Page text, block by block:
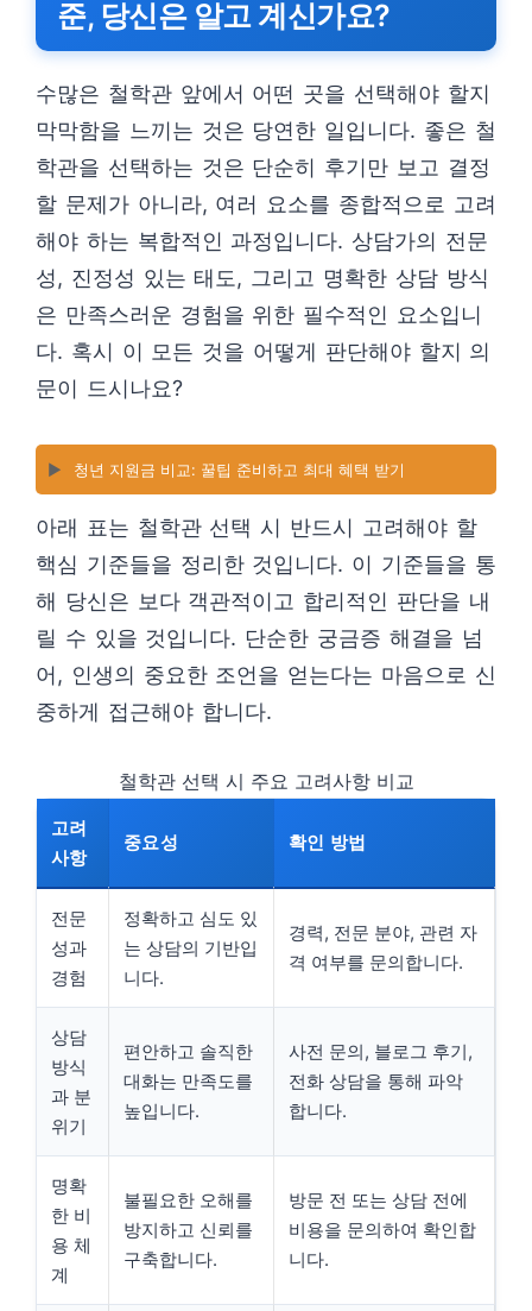
준, 당신은 알고 계신가요?
수많은 철학관 앞에서 어떤 곳을 선택해야 할지
막막함을 느끼는 것은 당연한 일입니다. 좋은 철
학관을 선택하는 것은 단순히 후기만 보고 결정
할 문제가 아니라, 여러 요소를 종합적으로 고려
해야 하는 복합적인 과정입니다. 상담가의 전문
성, 진정성 있는 태도, 그리고 명확한 상담 방식
은 만족스러운 경험을 위한 필수적인 요소입니
다. 혹시 이 모든 것을 어떻게 판단해야 할지 의
문이 드시나요?
▶️ 청년 지원금 비교: 꿀팁 준비하고 최대 혜택 받기
아래 표는 철학관 선택 시 반드시 고려해야 할
핵심 기준들을 정리한 것입니다. 이 기준들을 통
해 당신은 보다 객관적이고 합리적인 판단을 내
릴 수 있을 것입니다. 단순한 궁금증 해결을 넘
어, 인생의 중요한 조언을 얻는다는 마음으로 신
중하게 접근해야 합니다.
철학관 선택 시 주요 고려사항 비교
고려
사항
중요성 확인 방법
전문
성과
경험
정확하고 심도 있
는 상담의 기반입
니다.
경력, 전문 분야, 관련 자
격 여부를 문의합니다.
상담
방식
과 분
위기
편안하고 솔직한
대화는 만족도를
높입니다.
사전 문의, 블로그 후기,
전화 상담을 통해 파악
합니다.
명확
한 비
용 체
계
불필요한 오해를
방지하고 신뢰를
구축합니다.
방문 전 또는 상담 전에
비용을 문의하여 확인합
니다.